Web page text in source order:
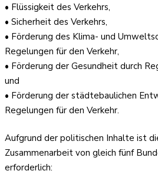
• Flüssigkeit des Verkehrs,
• Sicherheit des Verkehrs,
• Förderung des Klima- und
Regelungen für den Verkehr,
• Förderung der Gesundheit durch
und
• Förderung der städtebaulichen
Regelungen für den Verkehr.
Aufgrund der politischen Inhalte ist
Zusammenarbeit von gleich fünf
erforderlich: